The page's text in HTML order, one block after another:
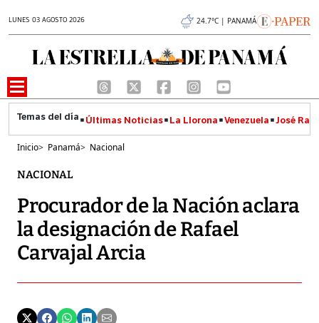
LUNES 03 AGOSTO 2026 24.7°C | PANAMÁ
Últimas Noticias La Llorona Venezuela José
Inicio> Panamá> Nacional
NACIONAL
Procurador de la Nación aclara
la designación de Rafael
Carvajal Arcia